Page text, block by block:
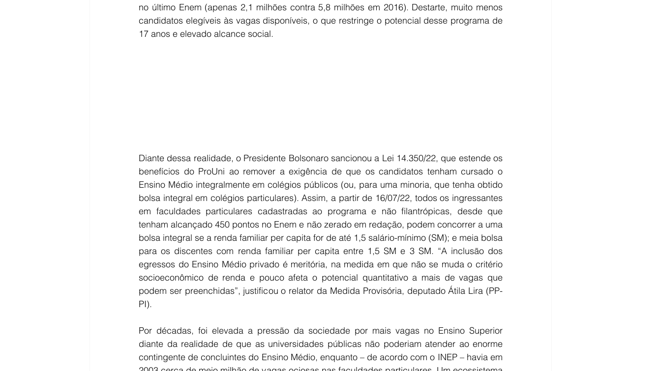
no último Enem (apenas 2,1 milhões contra 5,8 milhões em 2016). Destarte, muito menos
candidatos elegíveis às vagas disponíveis, o que restringe o potencial desse programa de
17 anos e elevado alcance social.
Diante dessa realidade, o Presidente Bolsonaro sancionou a Lei 14.350/22, que estende os
benefícios do ProUni ao remover a exigência de que os candidatos tenham cursado o
Ensino Médio integralmente em colégios públicos (ou, para uma minoria, que tenha obtido
bolsa integral em colégios particulares). Assim, a partir de 16/07/22, todos os ingressantes
em faculdades particulares cadastradas ao programa e não filantrópicas, desde que
tenham alcançado 450 pontos no Enem e não zerado em redação, podem concorrer a uma
bolsa integral se a renda familiar per capita for de até 1,5 salário-mínimo (SM); e meia bolsa
para os discentes com renda familiar per capita entre 1,5 SM e 3 SM. “A inclusão dos
egressos do Ensino Médio privado é meritória, na medida em que não se muda o critério
socioeconômico de renda e pouco afeta o potencial quantitativo a mais de vagas que
podem ser preenchidas”, justificou o relator da Medida Provisória, deputado Átila Lira (PP-
PI).
Por décadas, foi elevada a pressão da sociedade por mais vagas no Ensino Superior
diante da realidade de que as universidades públicas não poderiam atender ao enorme
contingente de concluintes do Ensino Médio, enquanto – de acordo com o INEP – havia em